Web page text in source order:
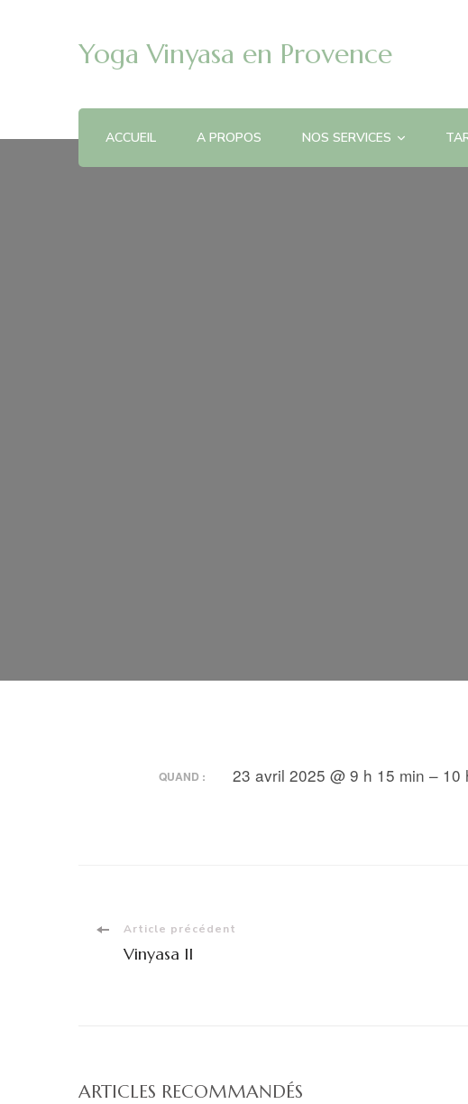
Yoga Vinyasa en Provence
ACCUEIL A PROPOS NOS SERVICES
QUAND : 23 avril 2025 @ 9 h 15 min – 10
Navigation
Article précédent
Vinyasa II
ARTICLES RECOMMANDÉS